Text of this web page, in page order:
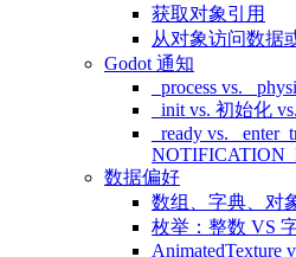
获取对象引用
从对象访问数据
Godot 通知
_process vs.
_init vs. 初始化
_ready vs.
数据偏好
数组、字典、对
枚举：整数 VS
AnimatedTexture